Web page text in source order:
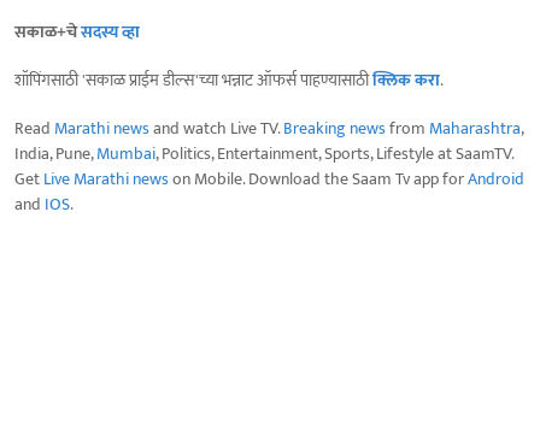
सकाळ+चेसदस्य व्हा
शॉपिंगसाठी 'सकाळ प्राईम डील्स'च्या भन्नाट ऑफर्स पाहण्यासाठीक्लिक करा.
Read Marathi newsand watch Live TV.Breaking newsfrom Maharashtra,
India, Pune,Mumbai, Politics, Entertainment, Sports, Lifestyle at SaamTV.
GetLive Marathi newson Mobile. Download the Saam Tv app forAndroid
and IOS.